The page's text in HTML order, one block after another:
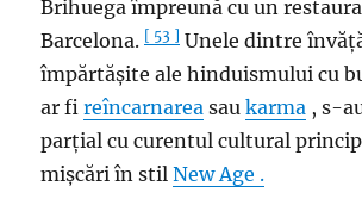
Brihuega împreună cu un
Barcelona.[ 53 ] Unele dintre
împărtășite ale hinduismului cu
ar fireîncarnarea saukarma , s-
parțial cu curentul cultural
mișcări în stilNew Age .